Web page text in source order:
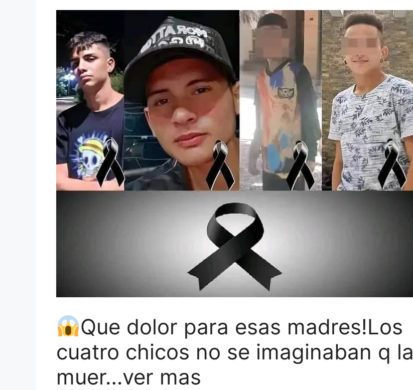
Que dolor para esas madres!Los
cuatro chicos no se imaginaban q la
muer…ver mas